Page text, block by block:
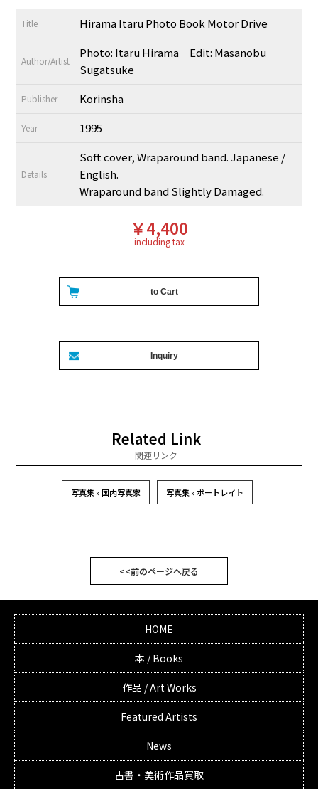
Title Hirama Itaru Photo Book Motor Drive
Author/Artist
Photo: Itaru Hirama Edit: Masanobu
Sugatsuke
Publisher Korinsha
Year 1995
Details
Soft cover, Wraparound band. Japanese /
English.
Wraparound band Slightly Damaged.
￥4,400
including tax
Related Link
関連リンク
写真集 » 国内写真家 写真集 » ポートレイト
<<前のページへ戻る
HOME
本 / Books
作品 / Art Works
Featured Artists
News
古書・美術作品買取